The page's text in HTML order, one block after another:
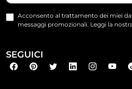
Acconsento al trattamento dei miei
messaggi promozionali. Leggi la nostra
SEGUICI